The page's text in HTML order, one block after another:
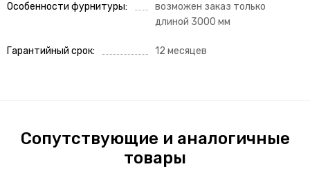
Особенности фурнитуры
возможен заказ только
длиной 3000 мм
Гарантийный срок 12 месяцев
Сопутствующие и аналогичные
товары